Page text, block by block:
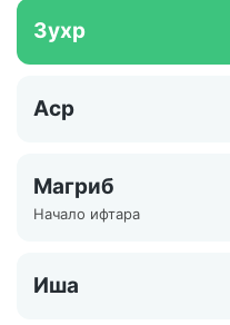
Зухр
Аср
Магриб
Начало ифтара
Иша